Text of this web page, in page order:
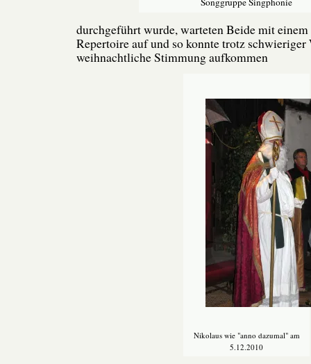
durchgeführt wurde, warteten Beide mit
Repertoire auf und so konnte trotz
weihnachtliche Stimmung aufkommen
Nikolaus wie "anno dazumal" am
5.12.2010